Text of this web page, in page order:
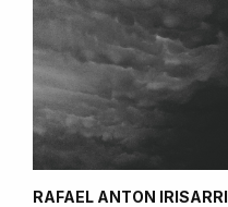
RAFAEL ANTON IRISARRI